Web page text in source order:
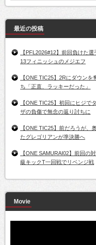
最近の投稿
【PFL2026#12】前回負けた
13フィニッシュのメジエフ
【ONE TIC25】2Rにダウン
ち「正直、ラッキーだった」
【ONE TIC25】初回にヒジで
ザの負傷で無念の返り討ちに
【ONE TIC25】前だろうが、
たグレゴリアンが準決勝へ
【ONE SAMURAI02】前回の
級キックT一回戦でリベンジ戦
Movie